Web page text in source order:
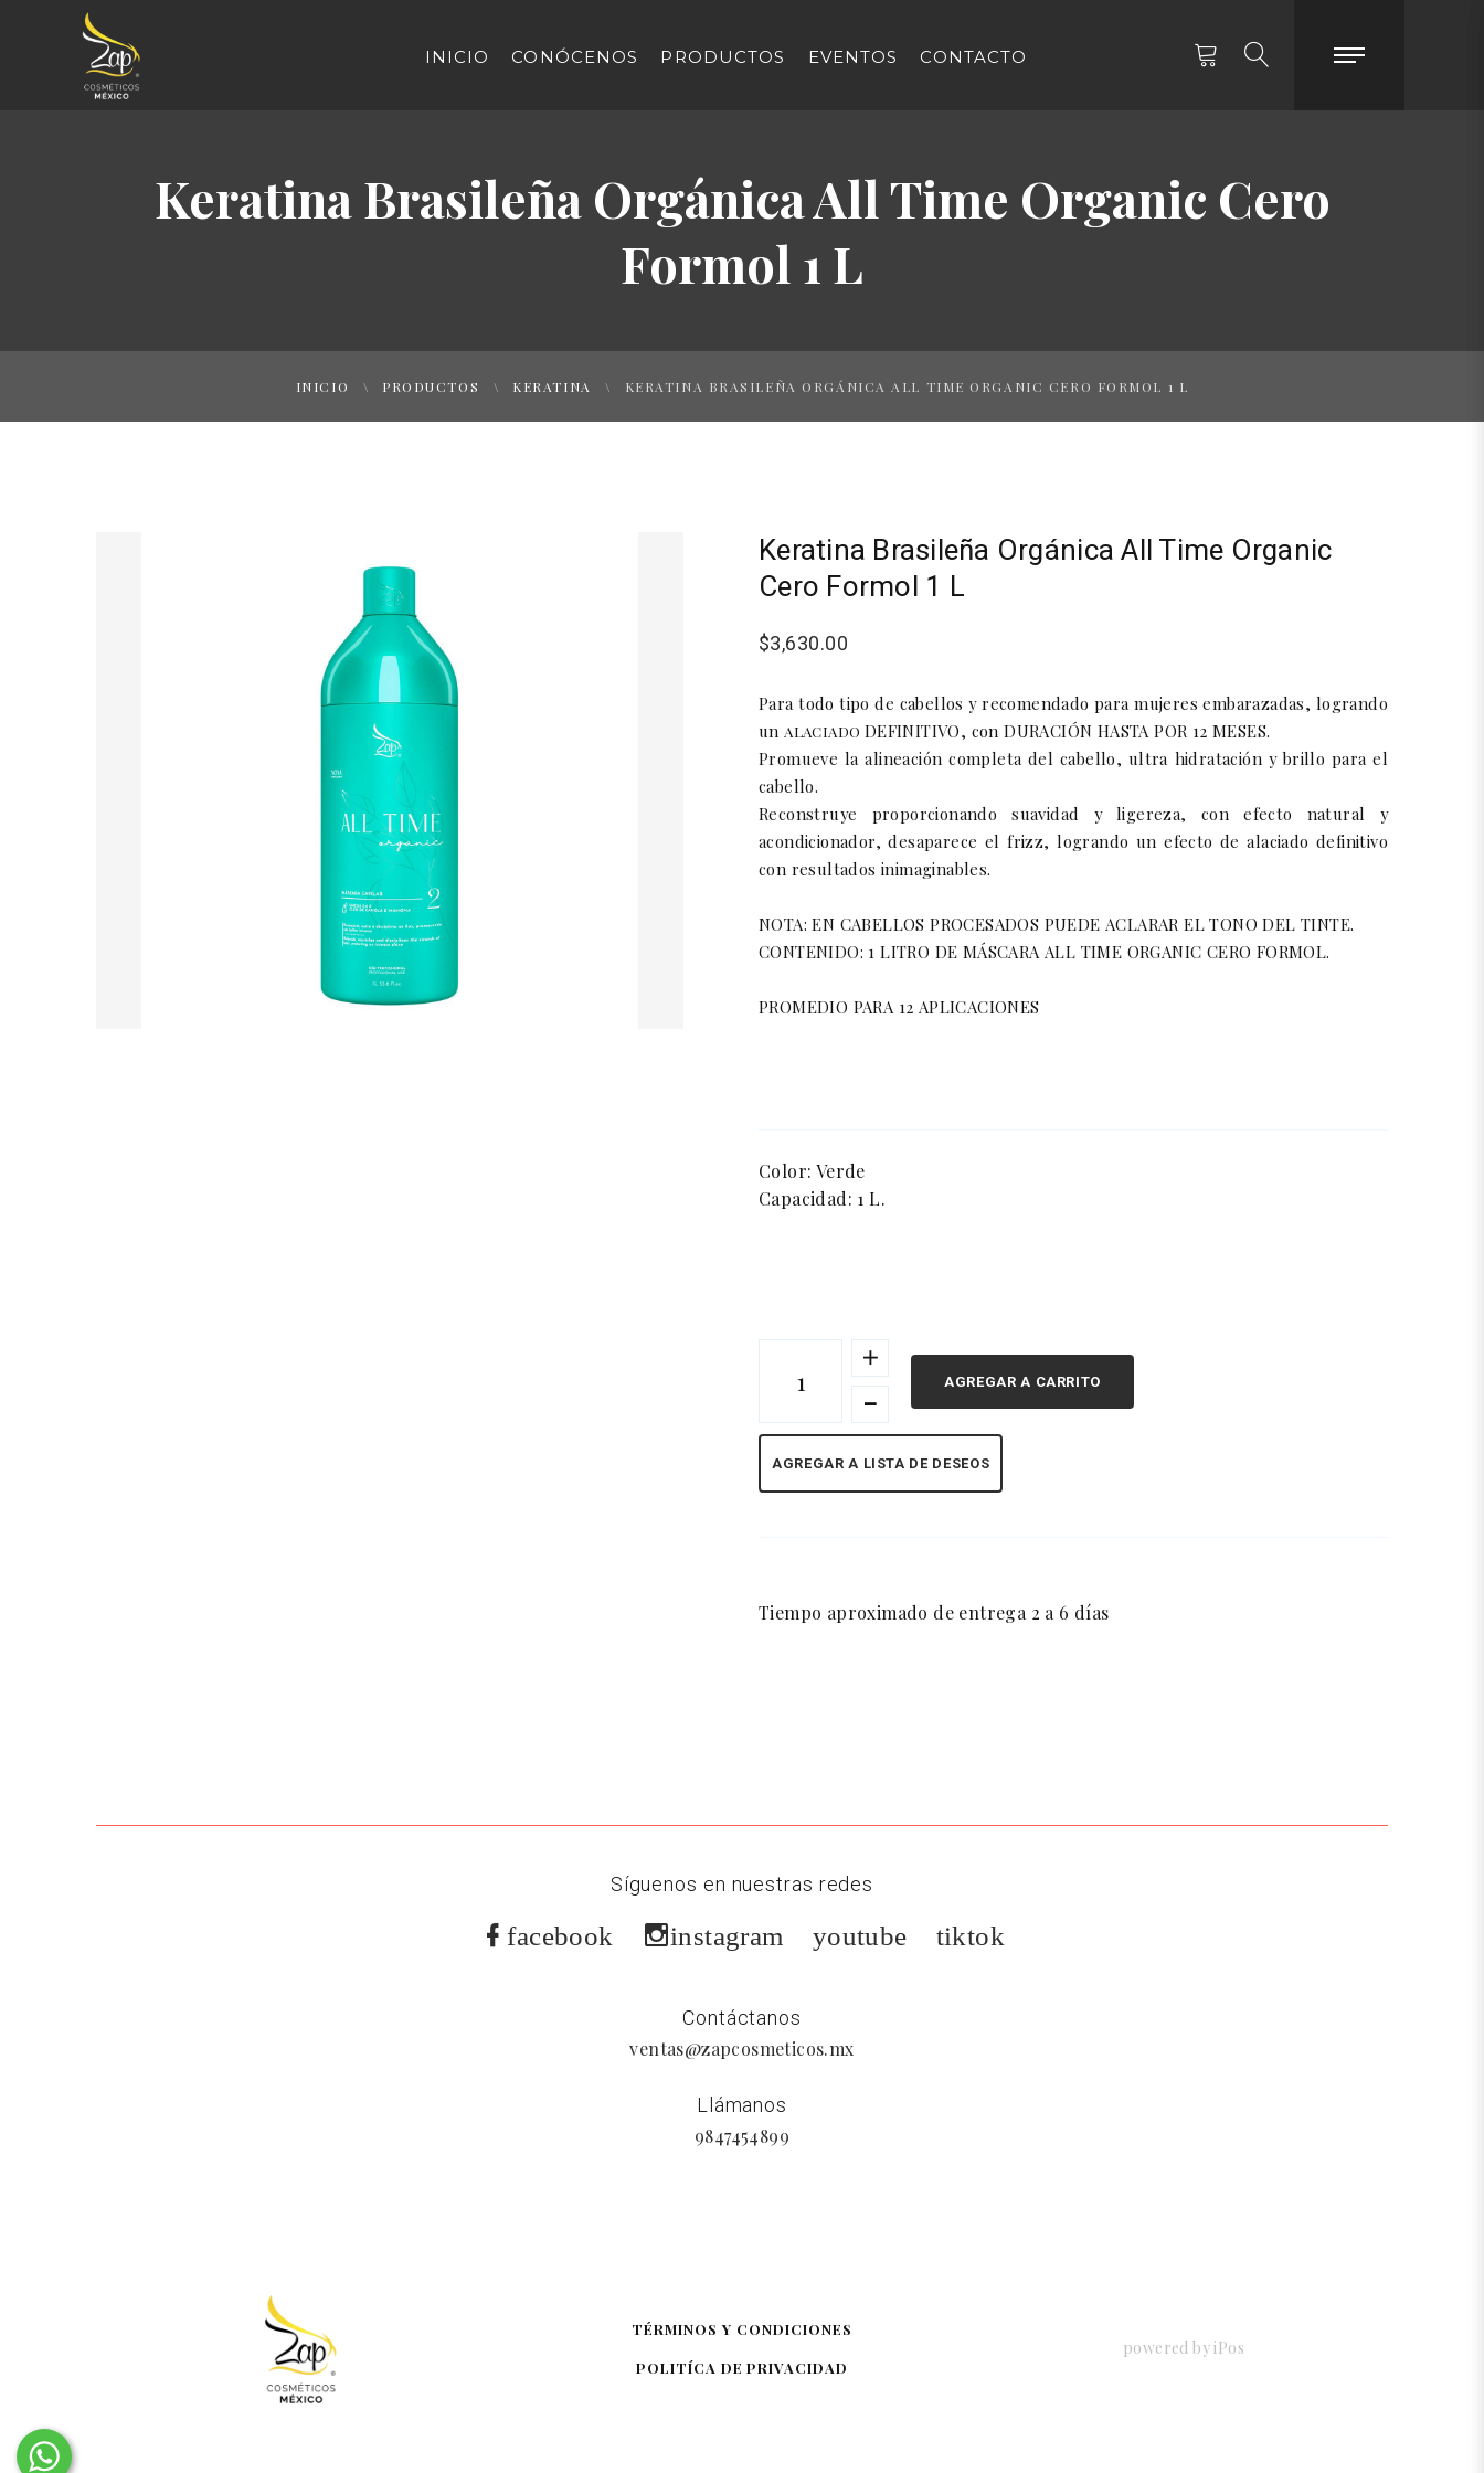
INICIO CONÓCENOS PRODUCTOS EVENTOS CONTACTO
Keratina Brasileña Orgánica All Time Organic Cero
Formol 1 L
INICIO PRODUCTOS KERATINA KERATINA BRASILEÑA ORGÁNICA ALL TIME ORGANIC CERO FORMOL 1 L
Keratina Brasileña Orgánica All Time Organic
Cero Formol 1 L
$3,630.00
Para todo tipo de cabellos y recomendado para mujeres embarazadas, logrando
unALACIADO DEFINITIVO, con DURACIÓN HASTA POR 12 MESES.
Promueve la alineación completa del cabello, ultra hidratación y brillo para el
cabello.
Reconstruye proporcionando suavidad y ligereza, con efecto natural y
acondicionador, desaparece el frizz, logrando un efecto de alaciado definitivo
con resultados inimaginables.
NOTA: EN CABELLOS PROCESADOS PUEDE ACLARAR EL TONO DEL TINTE.
CONTENIDO: 1 LITRO DE MÁSCARA ALL TIME ORGANIC CERO FORMOL.
PROMEDIO PARA 12 APLICACIONES
Color: Verde
Capacidad: 1 L.
AGREGAR A CARRITO
AGREGAR A LISTA DE DESEOS
Tiempo aproximado de entrega 2 a 6 días
Síguenos en nuestras redes
facebook instagram youtube tiktok
Contáctanos
ventas@zapcosmeticos.mx
Llámanos
9847454899
TÉRMINOS Y CONDICIONES
POLITÍCA DE PRIVACIDAD
powered by iPos